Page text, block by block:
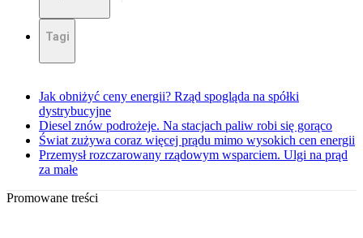
Tagi
Jak obniżyć ceny energii? Rząd spogląda na spółki
dystrybucyjne
Diesel znów podrożeje. Na stacjach paliw robi się gorąco
Świat zużywa coraz więcej prądu mimo wysokich cen energii
Przemysł rozczarowany rządowym wsparciem. Ulgi na prąd
za małe
Promowane treści